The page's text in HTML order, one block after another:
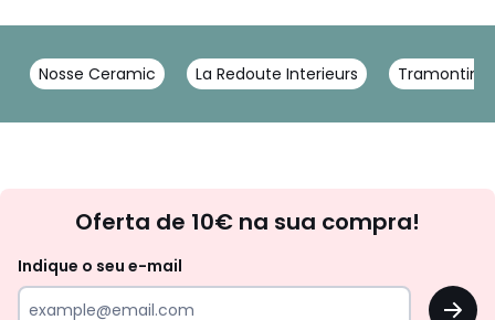
Nosse Ceramic La Redoute Interieurs Tramontina
Oferta de 10€ na sua compra!
Indique o seu e-mail
OK